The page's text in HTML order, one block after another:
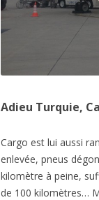
Adieu Turquie,
Cargo est lui aussi
enlevée, pneus
kilomètre à peine,
de 100 kilomètres…